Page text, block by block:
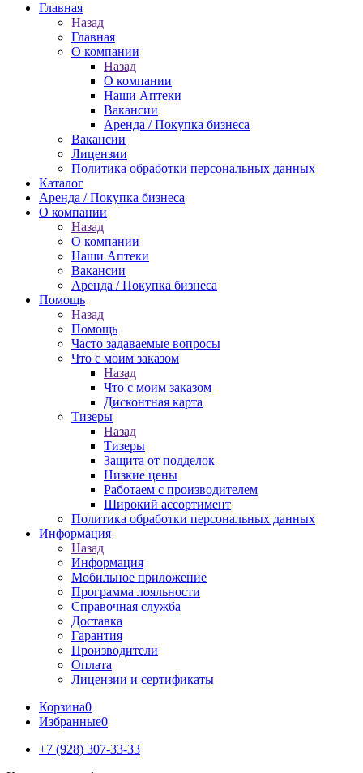
Главная
Назад
Главная
О компании
Назад
О компании
Наши Аптеки
Вакансии
Аренда / Покупка бизнеса
Вакансии
Лицензии
Политика обработки персональных данных
Каталог
Аренда / Покупка бизнеса
О компании
Назад
О компании
Наши Аптеки
Вакансии
Аренда / Покупка бизнеса
Помощь
Назад
Помощь
Часто задаваемые вопросы
Что с моим заказом
Назад
Что с моим заказом
Дисконтная карта
Тизеры
Назад
Тизеры
Защита от подделок
Низкие цены
Работаем с производителем
Широкий ассортимент
Политика обработки персональных данных
Информация
Назад
Информация
Мобильное приложение
Программа лояльности
Справочная служба
Доставка
Гарантия
Производители
Оплата
Лицензии и сертификаты
Корзина0
Избранные0
+7 (928) 307-33-33